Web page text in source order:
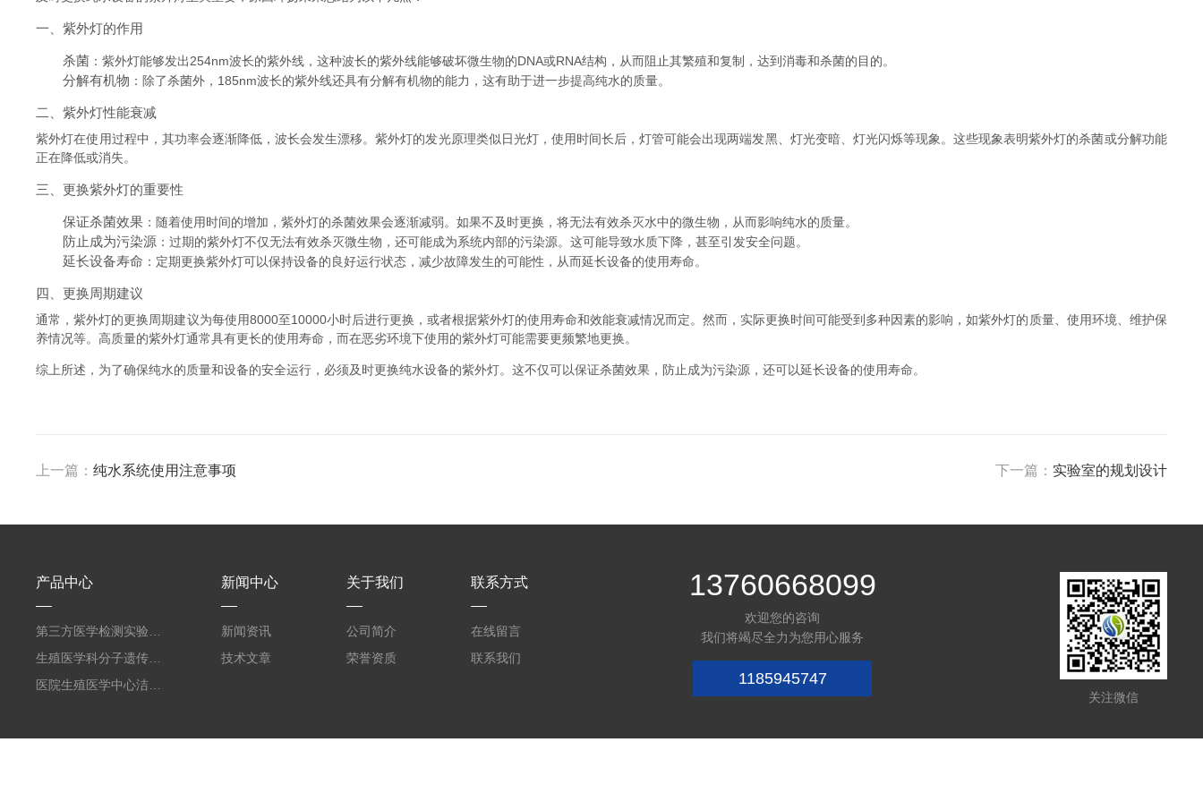
一、紫外灯的作用
杀菌 ：紫外灯能够发出254nm波长的紫外线，这种波长的紫外线能够破坏微生物的DNA或RNA结构，从而阻止其繁殖和复制，达到消毒和杀菌的目的。
分解有机物 ：除了杀菌外，185nm波长的紫外线还具有分解有机物的能力，这有助于进一步提高纯水的质量。
二、紫外灯性能衰减
紫外灯在使用过程中，其功率会逐渐降低，波长会发生漂移。紫外灯的发光原理类似日光灯，使用时间长后，灯管可能会出现两端发黑、灯光变暗、灯光闪烁等现象。这些现象表明紫外灯的杀菌或分解功能
正在降低或消失。
三、更换紫外灯的重要性
保证杀菌效果 ：随着使用时间的增加，紫外灯的杀菌效果会逐渐减弱。如果不及时更换，将无法有效杀灭水中的微生物，从而影响纯水的质量。
防止成为污染源 ：过期的紫外灯不仅无法有效杀灭微生物，还可能成为系统内部的污染源。这可能导致水质下降，甚至引发安全问题。
延长设备寿命 ：定期更换紫外灯可以保持设备的良好运行状态，减少故障发生的可能性，从而延长设备的使用寿命。
四、更换周期建议
通常，紫外灯的更换周期建议为每使用8000至10000小时后进行更换，或者根据紫外灯的使用寿命和效能衰减情况而定。然而，实际更换时间可能受到多种因素的影响，如紫外灯的质量、使用环境、维护保
养情况等。高质量的紫外灯通常具有更长的使用寿命，而在恶劣环境下使用的紫外灯可能需要更频繁地更换。
综上所述，为了确保纯水的质量和设备的安全运行，必须及时更换纯水设备的紫外灯。这不仅可以保证杀菌效果，防止成为污染源，还可以延长设备的使用寿命。
上一篇：纯水系统使用注意事项 下一篇： 实验室的规划设计
产品中心 新闻中心
新闻资讯
技术文章
关于我们
公司简介
荣誉资质
联系方式
在线留言
联系我们
13760668099
欢迎您的咨询
我们将竭尽全力为您用心服务
1185945747
关注微信